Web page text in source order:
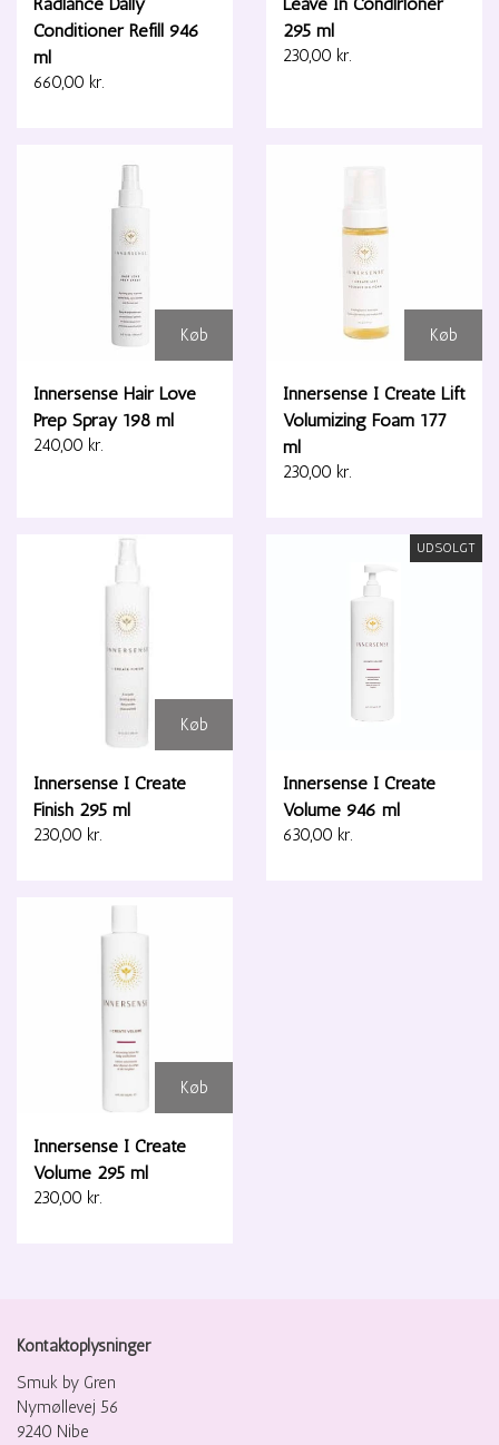
Conditioner Refill 946
ml
660,00 kr.
295 ml
230,00 kr.
Køb
Innersense Hair Love
Prep Spray 198 ml
240,00 kr.
Køb
Innersense I Create Lift
Volumizing Foam 177
ml
230,00 kr.
Køb
Innersense I Create
Finish 295 ml
230,00 kr.
UDSOLGT
Innersense I Create
Volume 946 ml
630,00 kr.
Køb
Innersense I Create
Volume 295 ml
230,00 kr.
Kontaktoplysninger
Smuk by Gren
Nymøllevej 56
9240 Nibe